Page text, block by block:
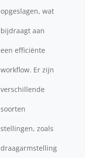
opgeslagen, wat
bijdraagt aan
een efficiënte
workflow. Er zijn
verschillende
soorten
stellingen, zoals
draagarmstelling